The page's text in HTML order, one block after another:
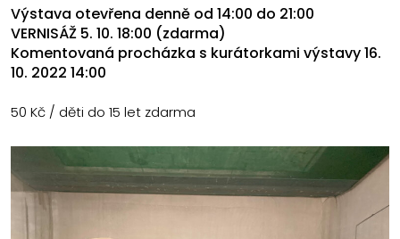
Výstava otevřena denně od 14:00 do 21:00
VERNISÁŽ 5. 10. 18:00 (zdarma)
Komentovaná procházka s kurátorkami výstavy 16.
10. 2022 14:00
50 Kč / děti do 15 let zdarma